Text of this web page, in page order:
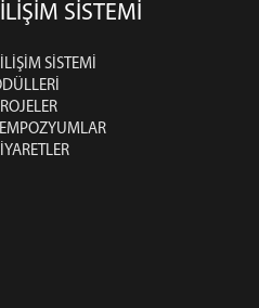
SİSTEMİ
SİSTEMİ